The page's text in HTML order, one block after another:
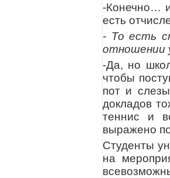
-Конечно…
есть
- То есть
отношении
-Да, но
чтобы
пот и
докладов
теннис и
выражено
Студенты
на